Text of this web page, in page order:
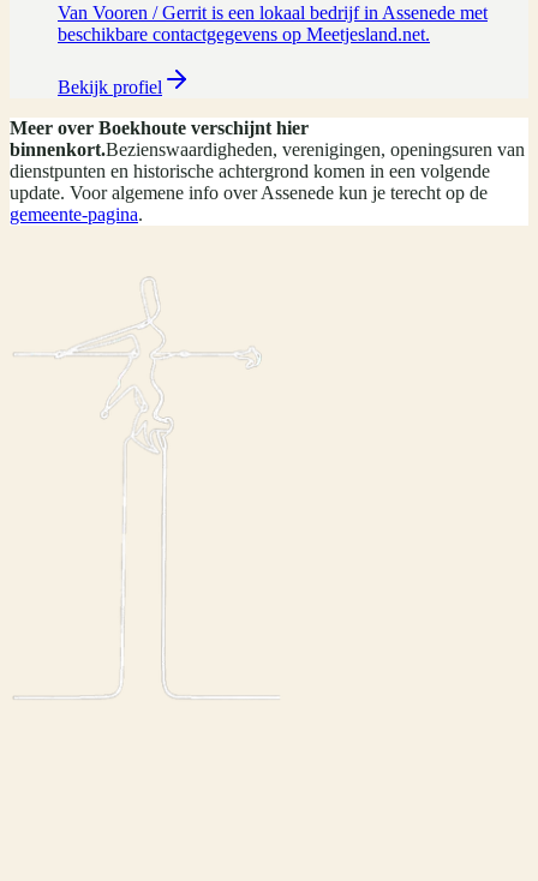
Van Vooren / Gerrit is een lokaal bedrijf in Assenede met
beschikbare contactgegevens op Meetjesland.net.
Bekijk profiel
Meer over Boekhoute verschijnt hier
binnenkort.Bezienswaardigheden, verenigingen, openingsuren van
dienstpunten en historische achtergrond komen in een volgende
update. Voor algemene info overAssenede kun je terecht op de
gemeente-pagina.